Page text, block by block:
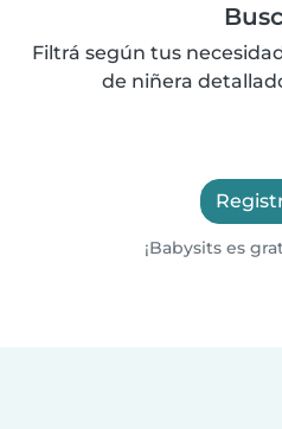
Filtrá según tus
de niñera
¡Babysits es